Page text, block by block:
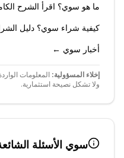
ما هو سوي؟ اقرأ الشرح
كيفية شراء سوي؟ دليل
أخبار سوي ←
إخلاء المسؤولية: المعلومات
ولا تشكل نصيحة استثمارية.
سوي الأسئلة